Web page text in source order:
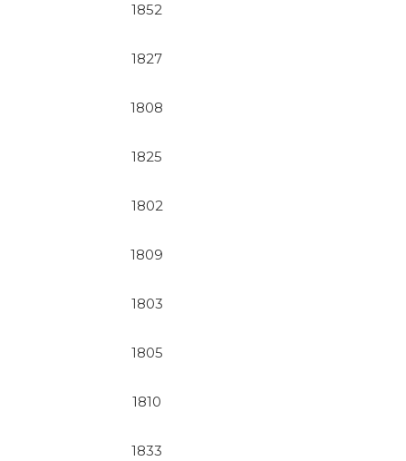
1852
1827
1808
1825
1802
1809
1803
1805
1810
1833